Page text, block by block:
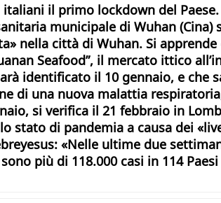
il primo lockdown del
municipale di Wuhan (Cina)
nella città di Wuhan. Si
Seafood”, il mercato ittico
identificato il 10 gennaio, e che
di una nuova malattia
si verifica il 21 febbraio in
stato di pandemia a causa dei
«Nelle ultime due
più di 118.000 casi in 114